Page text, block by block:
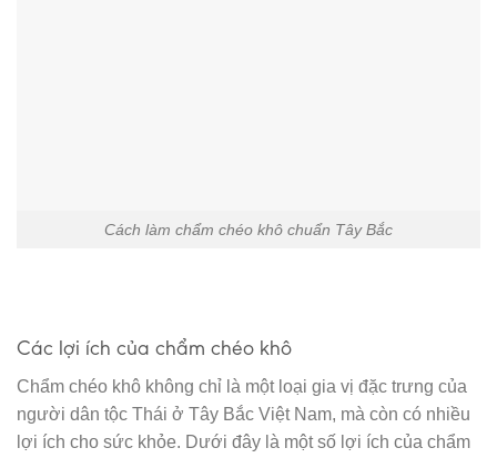
Cách làm chẩm chéo khô chuẩn Tây Bắc
Các lợi ích của chẩm chéo khô
Chẩm chéo khô không chỉ là một loại gia vị đặc trưng của
người dân tộc Thái ở Tây Bắc Việt Nam, mà còn có nhiều
lợi ích cho sức khỏe. Dưới đây là một số lợi ích của chẩm